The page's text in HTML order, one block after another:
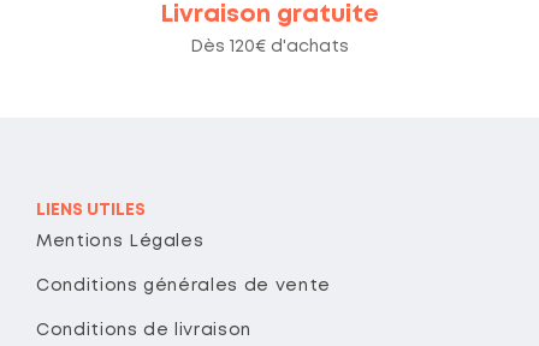
Livraison gratuite
Dès 120€ d'achats
LIENS UTILES
Mentions Légales
Conditions générales de vente
Conditions de livraison